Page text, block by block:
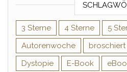
3 Sterne 4 Sterne 5
Autorenwoche
broschiert
Dystopie
E-Book